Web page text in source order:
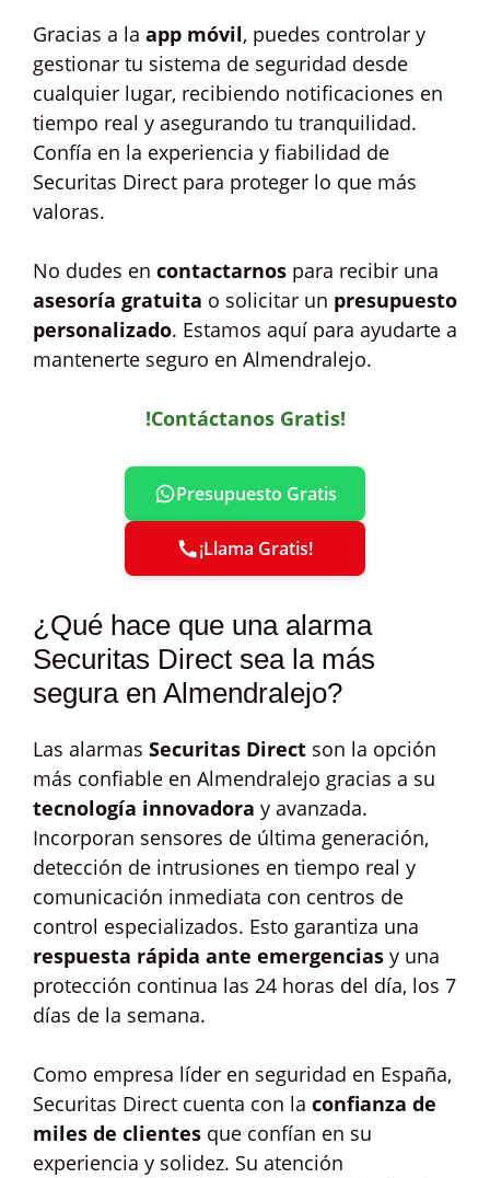
Gracias a la app móvil, puedes controlar y
gestionar tu sistema de seguridad desde
cualquier lugar, recibiendo notificaciones en
tiempo real y asegurando tu tranquilidad.
Confía en la experiencia y fiabilidad de
Securitas Direct para proteger lo que más
valoras.
No dudes en contactarnos para recibir una
asesoría gratuita o solicitar un presupuesto
personalizado. Estamos aquí para ayudarte a
mantenerte seguro en Almendralejo.
!Contáctanos Gratis!
Presupuesto Gratis
¡Llama Gratis!
¿Qué hace que una alarma
Securitas Direct sea la más
segura en Almendralejo?
Las alarmas Securitas Direct son la opción
más confiable en Almendralejo gracias a su
tecnología innovadora y avanzada.
Incorporan sensores de última generación,
detección de intrusiones en tiempo real y
comunicación inmediata con centros de
control especializados. Esto garantiza una
respuesta rápida ante emergencias y una
protección continua las 24 horas del día, los 7
días de la semana.
Como empresa líder en seguridad en España,
Securitas Direct cuenta con la confianza de
miles de clientes que confían en su
experiencia y solidez. Su atención